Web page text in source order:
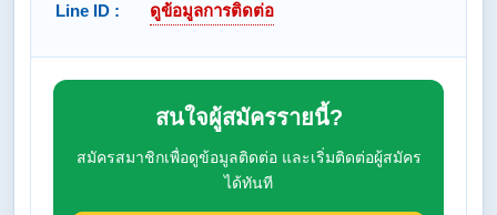
Line ID :
ดูข้อมูลการติดต่อ
สนใจผู้สมัครรายนี้?
สมัครสมาชิกเพื่อดูข้อมูลติดต่อ และเริ่มติดต่อผู้สมัคร
ได้ทันที